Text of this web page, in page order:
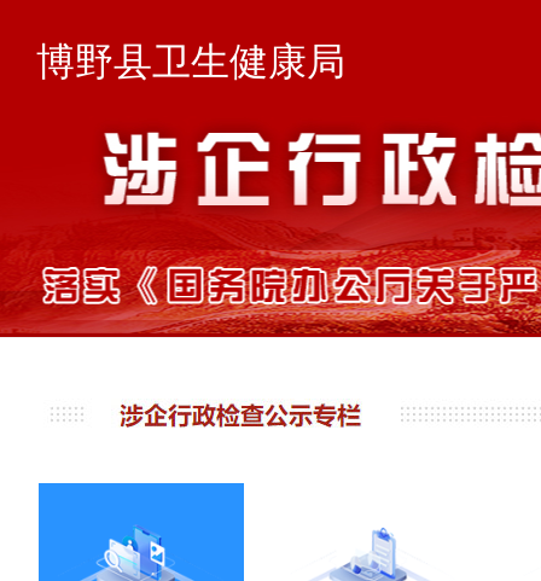
博野县卫生健康局